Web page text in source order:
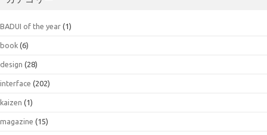
BADUI of the year (1)
book (6)
design (28)
interface (202)
kaizen (1)
magazine (15)